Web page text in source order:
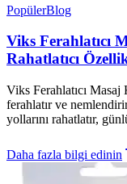
PopülerBlog
Viks Ferahlatıcı
Rahatlatıcı
Viks Ferahlatıcı
ferahlatır ve
yollarını rahatlatır,
Daha fazla bilgi edinin